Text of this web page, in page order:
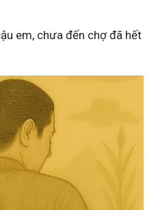
em, chưa đến chợ đã hết